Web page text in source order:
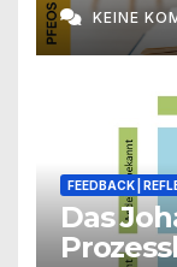
KEINE
FEEDBACK |
Das